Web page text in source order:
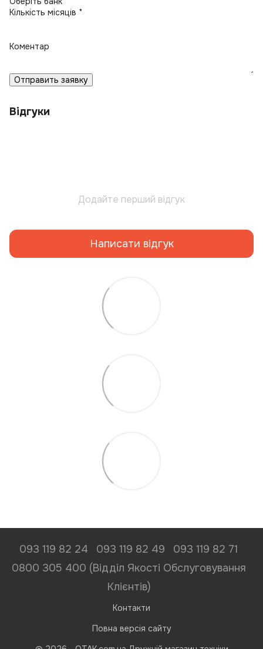
Кількість місяців *
Коментар
Отправить заявку
Відгуки
Додайте перший відгук
Написати відгук
093 119 82 24 093 119 82 49
093 119 82 71
0800 305 400 (Відділ Якості Обслуговування
Клієнтів)
Контакти
Повна версія сайту